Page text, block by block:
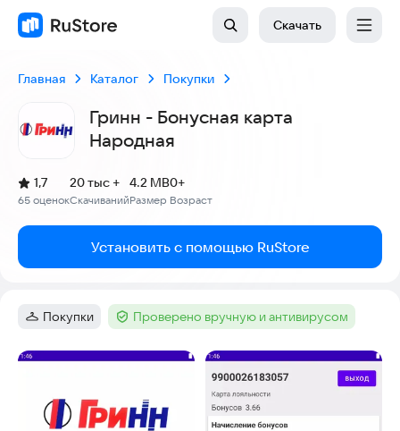
Скачать
Главная Каталог Покупки
Гринн - Бонусная карта
Народная
Рейтинг:
1,7
(
65 оценок
)
Скачиваний
20 тыс +
Размер
4.2 MB
Возраст
0+
Установить с помощью RuStore
Категория:
Покупки Тег :Проверено вручную и антивирусом
Скриншоты